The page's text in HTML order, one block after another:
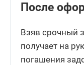
После
Взяв срочный
получает на
погашения